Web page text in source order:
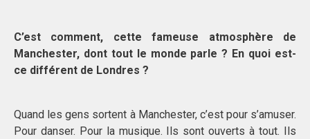
C’est comment, cette fameuse atmosphère de
Manchester, dont tout le monde parle ? En quoi est-
ce différent de Londres ?
Quand les gens sortent à Manchester, c’est pour s’amuser.
Pour danser. Pour la musique. Ils sont ouverts à tout. Ils